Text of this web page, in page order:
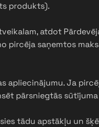
produkts).
atdot
pircēja saņemtos
apliecinājumu. Ja
pārsniegtās sūtījuma
tādu apstākļu un